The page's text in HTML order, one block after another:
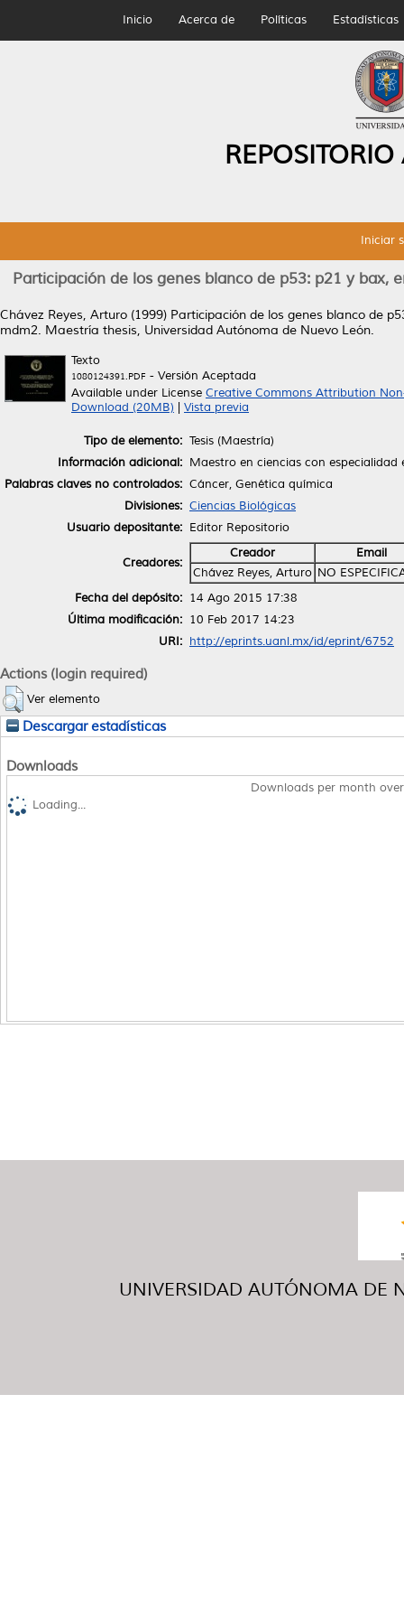
Inicio Acerca de Políticas Estadísticas
Iniciar
Participación de los genes blanco de p53: p21 y
Chávez Reyes, Arturo (1999) Participación de los genes blanco de
mdm2. Maestría thesis, Universidad Autónoma de Nuevo León.
Texto
1080124391.PDF - Versión Aceptada
Available under License Creative Commons Attribution
Download (20MB)
Vista previa
Tipo de elemento: Tesis (Maestría)
Información adicional: Maestro en ciencias con
Palabras claves no controlados: Cáncer, Genética química
Divisiones: Ciencias Biológicas
Usuario depositante: Editor Repositorio
Creadores:
Creador
Email
Chávez Reyes, Arturo NO
Fecha del depósito: 14 Ago 2015 17:38
Última modificación: 10 Feb 2017 14:23
URI: http://eprints.uanl.mx/id/eprint/6752
Actions (login required)
Ver elemento
Descargar estadísticas
Downloads
Downloads per month
Loading...
UNIVERSIDAD AUTÓNOMA DE